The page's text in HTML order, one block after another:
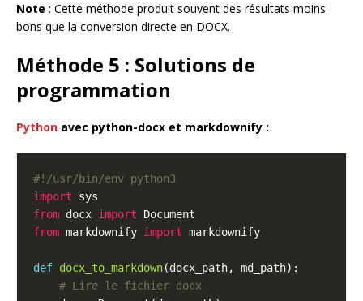
Note : Cette méthode produit souvent des résultats moins
bons que la conversion directe en DOCX.
Méthode 5 : Solutions de
programmation
Python avec python-docx et markdownify :
#!/usr/bin/env python3
import
from docx import
from markdownify import
def docx_to_markdown
# Lire le fichier docx